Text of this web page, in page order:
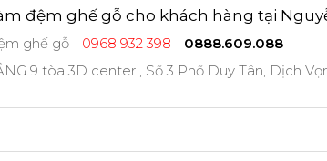
đệm ghế gỗ cho khách hàng tại
ghế gỗ 0968 932 398
0888.609.088
9 tòa 3D center , Số 3 Phố Duy Tân, Dịch